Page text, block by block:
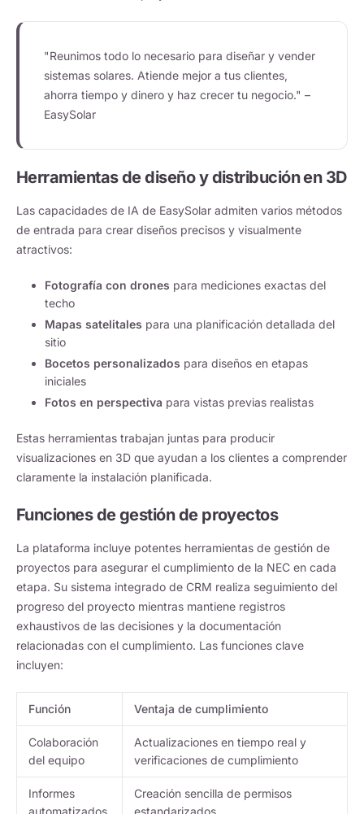
"Reunimos todo lo necesario para diseñar y vender
sistemas solares. Atiende mejor a tus clientes,
ahorra tiempo y dinero y haz crecer tu negocio." –
EasySolar
Herramientas de diseño y distribución en 3D
Las capacidades de IA de EasySolar admiten varios métodos
de entrada para crear diseños precisos y visualmente
atractivos:
Fotografía con drones para mediciones exactas del
techo
Mapas satelitales para una planificación detallada del
sitio
Bocetos personalizados para diseños en etapas
iniciales
Fotos en perspectiva para vistas previas realistas
Estas herramientas trabajan juntas para producir
visualizaciones en 3D que ayudan a los clientes a comprender
claramente la instalación planificada.
Funciones de gestión de proyectos
La plataforma incluye potentes herramientas de gestión de
proyectos para asegurar el cumplimiento de la NEC en cada
etapa. Su sistema integrado de CRM realiza seguimiento del
progreso del proyecto mientras mantiene registros
exhaustivos de las decisiones y la documentación
relacionadas con el cumplimiento. Las funciones clave
incluyen:
Función Ventaja de cumplimiento
Colaboración
del equipo
Actualizaciones en tiempo real y
verificaciones de cumplimiento
Informes
Creación sencilla de permisos